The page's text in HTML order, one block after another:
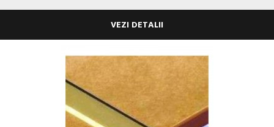
VEZI DETALII